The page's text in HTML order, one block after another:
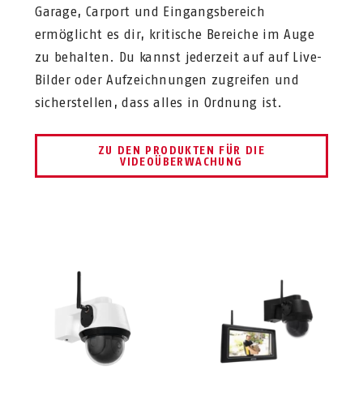
Garage, Carport und Eingangsbereich
ermöglicht es dir, kritische Bereiche im Auge
zu behalten. Du kannst jederzeit auf auf Live-
Bilder oder Aufzeichnungen zugreifen und
sicherstellen, dass alles in Ordnung ist.
ZU DEN PRODUKTEN FÜR DIE
VIDEOÜBERWACHUNG